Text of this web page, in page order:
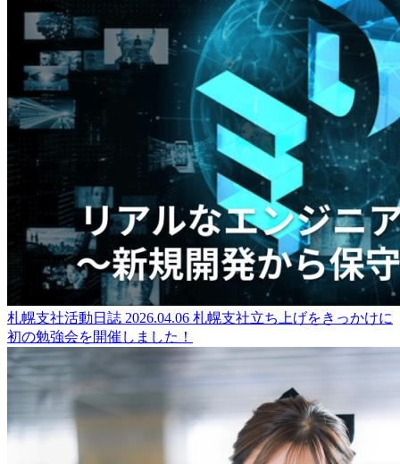
札幌支社活動日誌 2026.04.06 札幌支社立ち上げをきっかけに
初の勉強会を開催しました！